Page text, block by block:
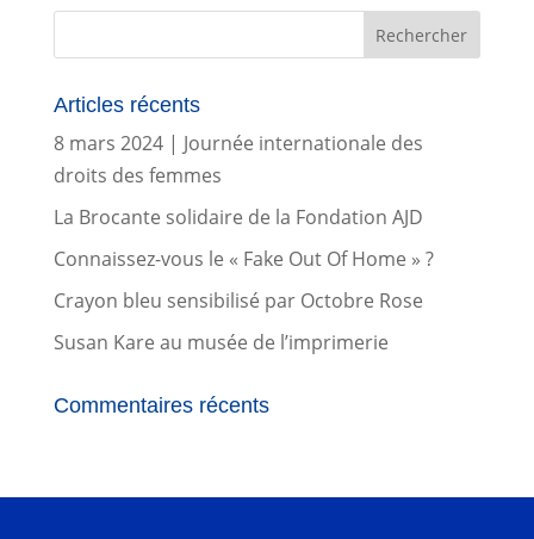
Articles récents
8 mars 2024 | Journée internationale des
droits des femmes
La Brocante solidaire de la Fondation AJD
Connaissez-vous le « Fake Out Of Home » ?
Crayon bleu sensibilisé par Octobre Rose
Susan Kare au musée de l’imprimerie
Commentaires récents